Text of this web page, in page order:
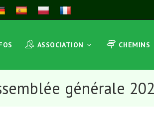
ASSOCIATION CHEMINS
générale